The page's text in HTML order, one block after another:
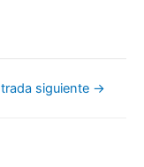
siguiente →